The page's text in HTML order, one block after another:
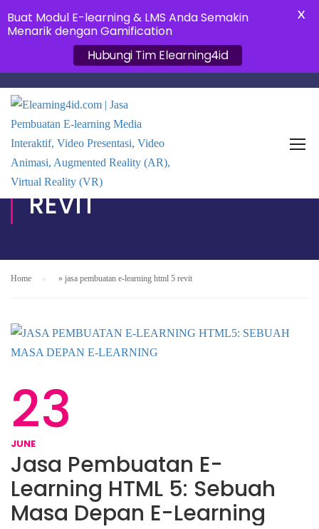
JASA PEMBUATAN E-
LEARNING HTML 5
REVIT
Home » jasa pembuatan e-learning html 5 revit
23
JUNE
Jasa Pembuatan E-
Learning HTML 5: Sebuah
Masa Depan E-Learning
Buat Modul E-learning & LMS Anda Semakin
Menarik dengan Gamification
Hubungi Tim Elearning4id
X